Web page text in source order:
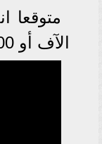
الآف أو 2900 دولار للأوقية.